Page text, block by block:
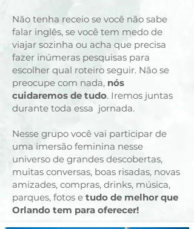
Não tenha receio se você não sabe
falar inglês, se você tem medo de
viajar sozinha ou acha que precisa
fazer inúmeras pesquisas para
escolher qual roteiro seguir. Não se
preocupe com nada, nós
cuidaremos de tudo. Iremos juntas
durante toda essa jornada.
Nesse grupo você vai participar de
uma imersão feminina nesse
universo de grandes descobertas,
muitas conversas, boas risadas, novas
amizades, compras, drinks, música,
parques, fotos e tudo de melhor que
Orlando tem para oferecer!